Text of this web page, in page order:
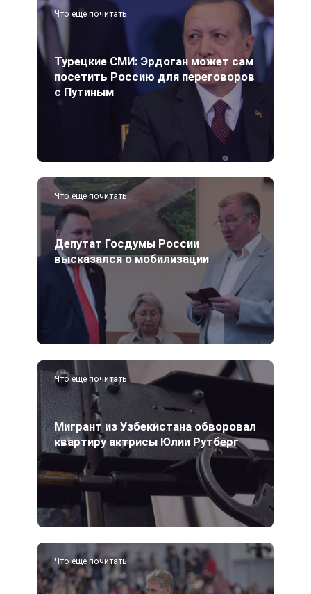
Что еще почитать
Турецкие СМИ: Эрдоган может сам
посетить Россию для переговоров
с Путиным
Что еще почитать
Депутат Госдумы России
высказался о мобилизации
Что еще почитать
Мигрант из Узбекистана обворовал
квартиру актрисы Юлии Рутберг
Что еще почитать